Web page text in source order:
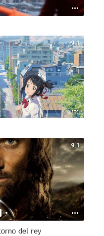
9.1
9.1
del rey